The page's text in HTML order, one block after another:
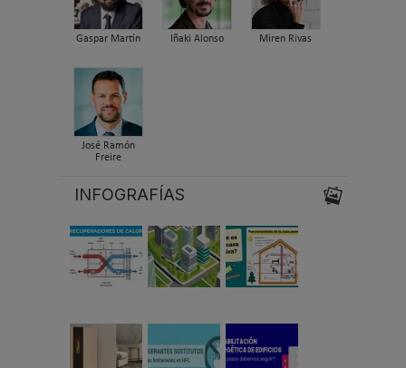
Gaspar Martín Iñaki Alonso Miren Rivas
José Ramón
Freire
INFOGRAFÍAS